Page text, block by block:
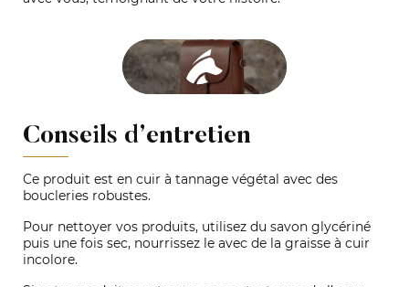
Conseils d’entretien
Ce produit est en cuir à tannage végétal avec des
boucleries robustes.
Pour nettoyer vos produits, utilisez du savon glycériné
puis une fois sec, nourrissez le avec de la graisse à cuir
incolore.